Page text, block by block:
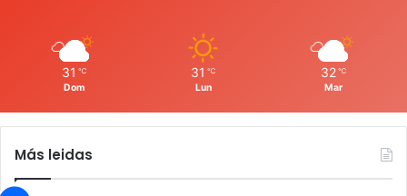
31 ℃
Dom
31 ℃
Lun
32 ℃
Mar
Más leidas